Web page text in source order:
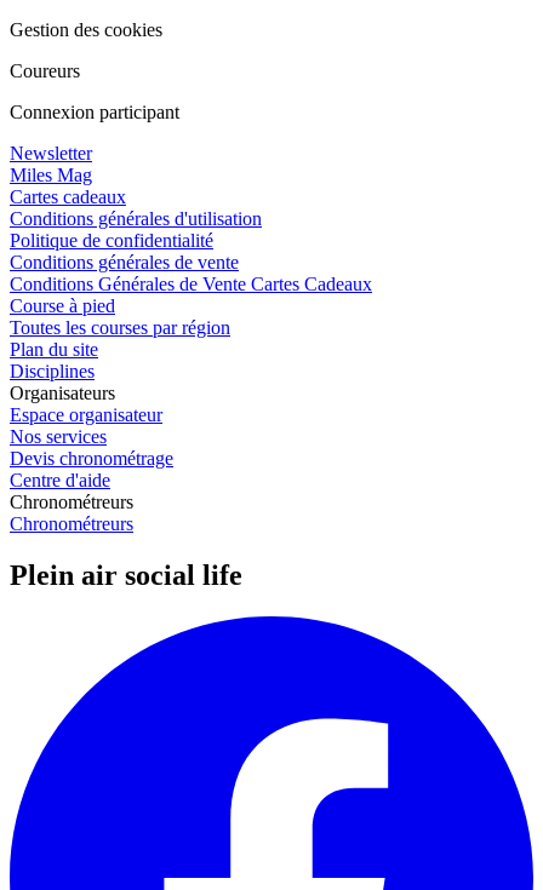
Gestion des cookies
Coureurs
Connexion participant
Newsletter
Miles Mag
Cartes cadeaux
Conditions générales d'utilisation
Politique de confidentialité
Conditions générales de vente
Conditions Générales de Vente Cartes Cadeaux
Course à pied
Toutes les courses par région
Plan du site
Disciplines
Organisateurs
Espace organisateur
Nos services
Devis chronométrage
Centre d'aide
Chronométreurs
Chronométreurs
Plein air social life